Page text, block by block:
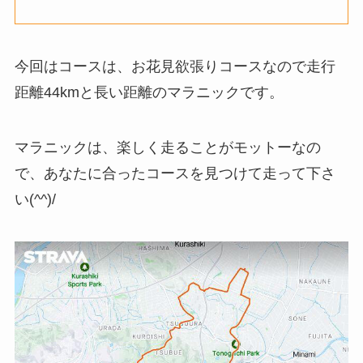
今回はコースは、お花見欲張りコースなので走行
距離44kmと長い距離のマラニックです。
マラニックは、楽しく走ることがモットーなの
で、あなたに合ったコースを見つけて走って下さ
い(^^)/